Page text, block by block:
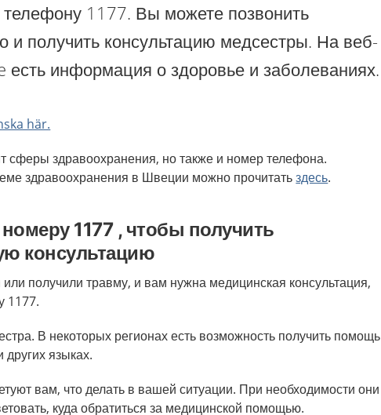
телефону 1177. Вы можете позвонить
и получить консультацию медсестры. На веб-
есть информация о здоровье и заболеваниях.
här.
сферы здравоохранения, но также и номер телефона.
здравоохранения в Швеции можно прочитатьздесь.
1177 , чтобы получить
консультацию
получили травму, и вам нужна медицинская консультация,
1177.
В некоторых регионах есть возможность получить помощь
других языках.
вам, что делать в вашей ситуации. При необходимости они
куда обратиться за медицинской помощью.